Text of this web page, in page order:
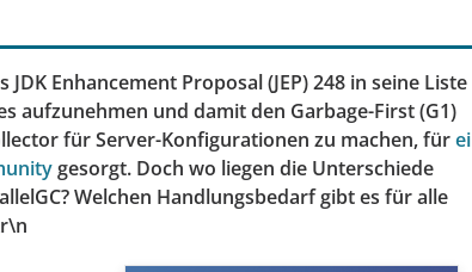
Enhancement Proposal (JEP) 248 in seine Liste
aufzunehmen und damit den Garbage-First (G1)
für Server-Konfigurationen zu machen, fürei
gesorgt. Doch wo liegen die Unterschiede
Welchen Handlungsbedarf gibt es für alle